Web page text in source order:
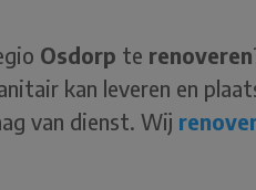
Osdorp te renoveren
kan leveren en
van dienst. Wij